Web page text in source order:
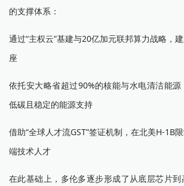
的支撑体系：
通过“主权云”基建与20亿加元联邦算力战略，
座
依托安大略省超过90%的核能与水电清洁能
低碳且稳定的能源支持
借助“全球人才流GST”签证机制，在北美H-1B
端技术人才
在此基础上，多伦多逐步形成了从底层芯片